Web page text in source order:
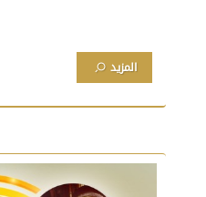
المزيد